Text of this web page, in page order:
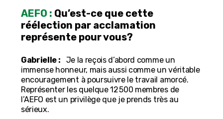
AEFO : Qu’est-ce que cette
réélection par acclamation
représente pour vous?
Gabrielle : Je la reçois d’abord comme un
immense honneur, mais aussi comme un véritable
encouragement à poursuivre le travail amorcé.
Représenter les quelque 12 500 membres de
l’AEFO est un privilège que je prends très au
sérieux.